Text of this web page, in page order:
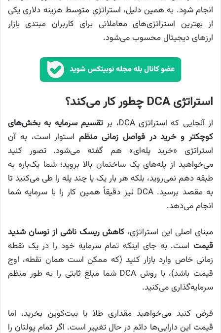
انجام شود. به همین دلیل، استراتژی متوسط هزینه دلاری یکی
از بهترین استراتژی‌های معاملاتی برای کاربران مبتدی بازار
ارزهای دیجیتال محسوب می‌شود.
استراتژی DCA چطور کار می‌کند؟
از آنجایی که استراتژی DCA، بر
تقسیم سرمایه به بخش‌های
کوچکتر و خرید در فواصل زمانی منظماستوار است، به آن
استراتژی «خرید پله‌ای» هم گفته می‌شود. تصور کنید
می‌خواهید از پله‌های یک ساختمان بالا بروید؛ شما یک‌باره به
طبقه دهم نمی‌روید، بلکه هر بار یک یا چند پله را طی می‌کنید تا
به مقصد برسید. DCA نیز دقیقاً همین کار را با سرمایه شما
انجام می‌دهد.
مبنای اصلی این استراتژی، کاهش ریسک ناشی از نوسان شدید
قیمت است. به جای اینکه تمام سرمایه خود را در یک نقطه
زمانی خاص وارد بازار کنید (که ممکن است همان نقطه، اوج
قیمت باشد)، با روش DCA شما مبلغ ثابتی را به طور منظم
سرمایه‌گذاری می‌کنید.
فرض کنید می‌خواهید مقداری طلا یا بیت‌کوین بخرید، اما
قیمت این دارایی‌ها دائم در حال تغییر است. اگر تمام پولتان را